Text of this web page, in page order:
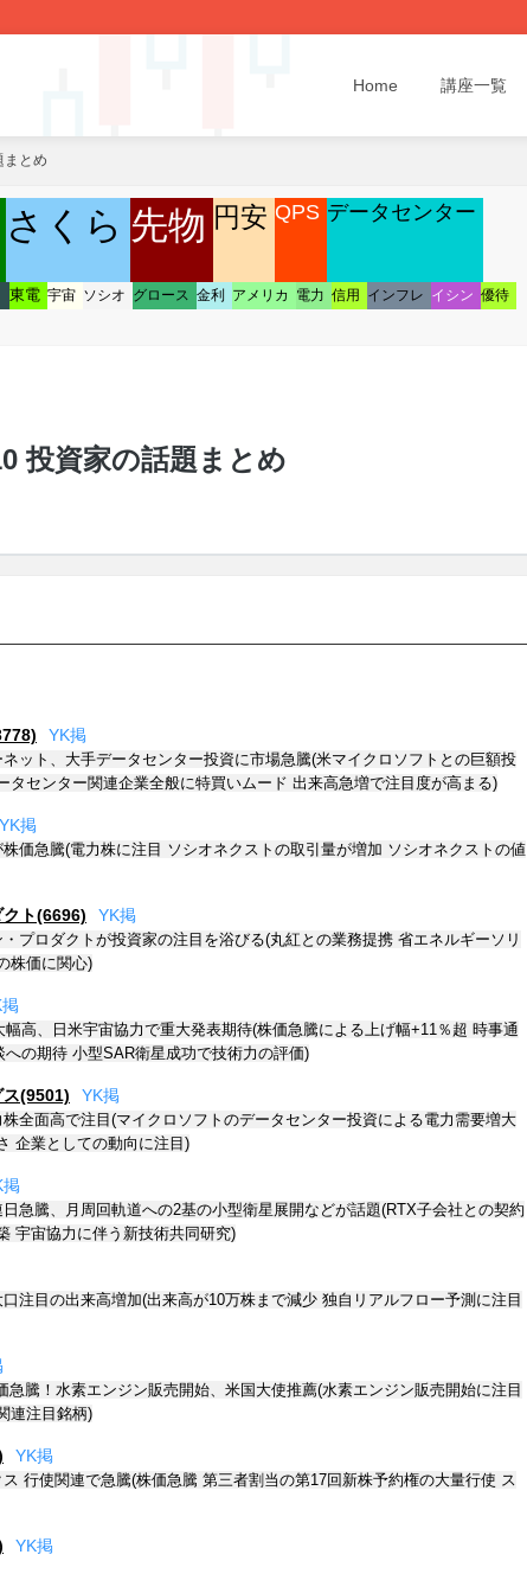
Home 講座一覧
まとめ
さくら 先物 円安 QPS データセンター
東電 宇宙 ソシオ グロース 金利 アメリカ 電力 信用 インフレ イシン 優待
投資家の話題まとめ
YK掲
ット、大手データセンター投資に市場急騰(米マイクロソフトとの巨額投
タセンター関連企業全般に特買いムード 出来高急増で注目度が高まる)
YK掲
価急騰(電力株に注目 ソシオネクストの取引量が増加 ソシオネクストの値
クト(6696) YK掲
・プロダクトが投資家の注目を浴びる(丸紅との業務提携 省エネルギーソリ
株価に関心)
掲
幅高、日米宇宙協力で重大発表期待(株価急騰による上げ幅+11％超 時事通
の期待 小型SAR衛星成功で技術力の評価)
(9501) YK掲
全面高で注目(マイクロソフトのデータセンター投資による電力需要増大
企業としての動向に注目)
掲
急騰、月周回軌道への2基の小型衛星展開などが話題(RTX子会社との契約
宇宙協力に伴う新技術共同研究)
注目の出来高増加(出来高が10万株まで減少 独自リアルフロー予測に注目
急騰！水素エンジン販売開始、米国大使推薦(水素エンジン販売開始に注目
連注目銘柄)
YK掲
ス 行使関連で急騰(株価急騰 第三者割当の第17回新株予約権の大量行使 ス
YK掲